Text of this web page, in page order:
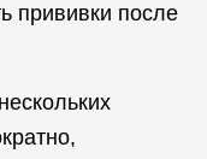
прививки после